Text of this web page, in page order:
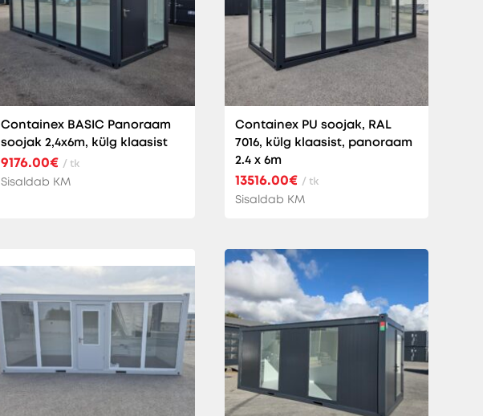
Containex BASIC Panoraam
soojak 2,4x6m, külg klaasist
9176.00€ / tk
Sisaldab KM
Containex PU soojak, RAL
7016, külg klaasist, panoraam
2.4 x 6m
13516.00€ / tk
Sisaldab KM